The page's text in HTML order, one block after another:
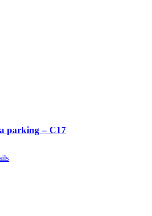
parking – C17